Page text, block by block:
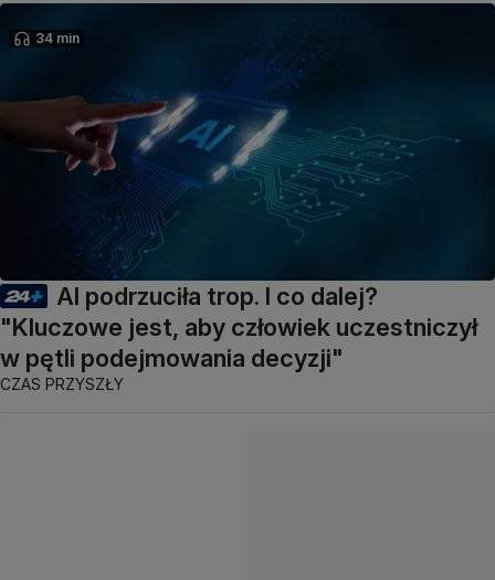
34 min
AI podrzuciła trop. I co dalej?
"Kluczowe jest, aby człowiek uczestniczył
w pętli podejmowania decyzji"
CZAS PRZYSZŁY